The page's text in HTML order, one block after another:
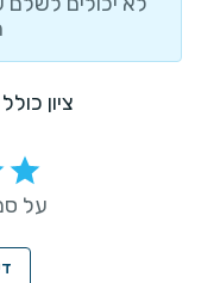
ציון
על סמך 26